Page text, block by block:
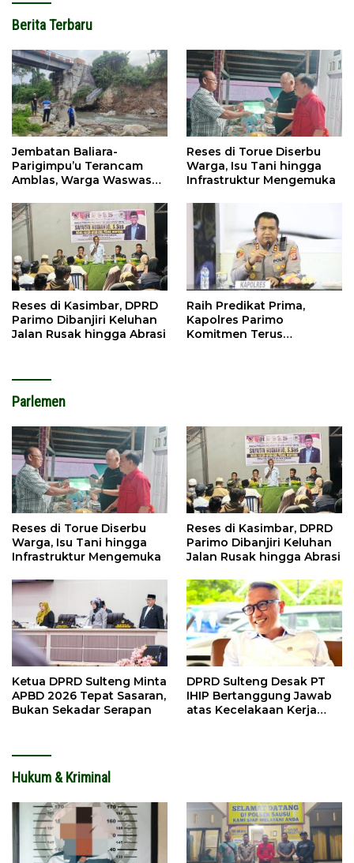
Berita Terbaru
Jembatan Baliara-
Parigimpu’u Terancam
Amblas, Warga Waswas
Reses di Torue Diserbu
Warga, Isu Tani hingga
Infrastruktur Mengemuka
Reses di Kasimbar, DPRD
Parimo Dibanjiri Keluhan
Jalan Rusak hingga Abrasi
Raih Predikat Prima,
Kapolres Parimo
Komitmen Terus
Parlemen
Reses di Torue Diserbu
Warga, Isu Tani hingga
Infrastruktur Mengemuka
Reses di Kasimbar, DPRD
Parimo Dibanjiri Keluhan
Jalan Rusak hingga Abrasi
Ketua DPRD Sulteng Minta
APBD 2026 Tepat Sasaran,
Bukan Sekadar Serapan
DPRD Sulteng Desak PT
IHIP Bertanggung Jawab
atas Kecelakaan Kerja
Hukum & Kriminal